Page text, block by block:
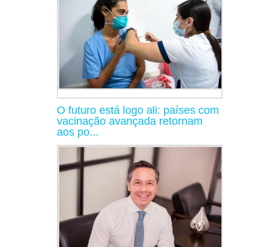
O futuro está logo ali: países com
vacinação avançada retornam
aos po...